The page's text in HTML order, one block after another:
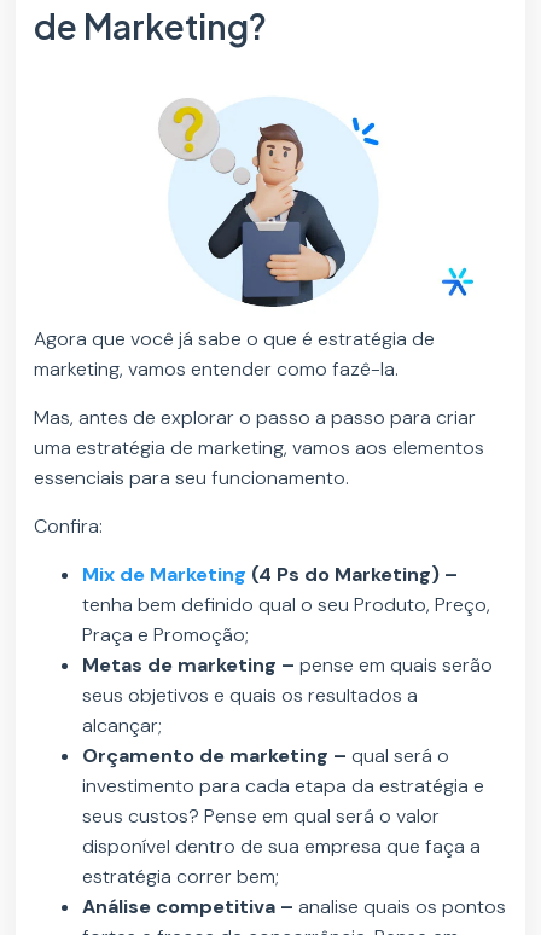
de Marketing?
Agora que você já sabe o que é estratégia de
marketing, vamos entender como fazê-la.
Mas, antes de explorar o passo a passo para criar
uma estratégia de marketing, vamos aos elementos
essenciais para seu funcionamento.
Confira:
Mix de Marketing (4 Ps do Marketing) –
tenha bem definido qual o seu Produto, Preço,
Praça e Promoção;
Metas de marketing –pense em quais serão
seus objetivos e quais os resultados a
alcançar;
Orçamento de marketing – qual será o
investimento para cada etapa da estratégia e
seus custos? Pense em qual será o valor
disponível dentro de sua empresa que faça a
estratégia correr bem;
Análise competitiva –analise quais os pontos